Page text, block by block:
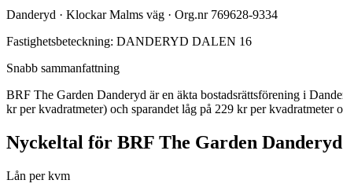
Danderyd · Klockar Malms väg · Org.nr 769628-9334
Fastighetsbeteckning: DANDERYD DALEN 16
Snabb sammanfattning
BRF The Garden Danderyd är en äkta bostadsrättsförening i
kr per kvadratmeter) och sparandet låg på 229 kr per kvadratmeter
Nyckeltal för BRF The Garden Danderyd
Lån per kvm